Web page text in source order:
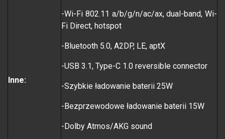
Inne:
-Wi-Fi 802.11 a/b/g/n/ac/ax, dual-band, Wi-
Fi Direct, hotspot
-Bluetooth 5.0, A2DP, LE, aptX
-USB 3.1, Type-C 1.0 reversible connector
-Szybkie ładowanie baterii 25W
-Bezprzewodowe ładowanie baterii 15W
-Dolby Atmos/AKG sound